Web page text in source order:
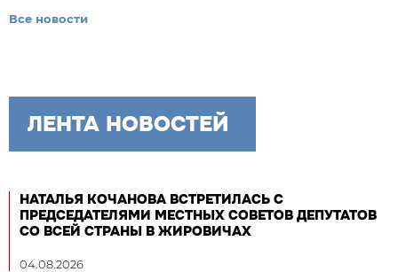
Все новости
ЛЕНТА НОВОСТЕЙ
НАТАЛЬЯ КОЧАНОВА ВСТРЕТИЛАСЬ С
ПРЕДСЕДАТЕЛЯМИ МЕСТНЫХ СОВЕТОВ ДЕПУТАТОВ
СО ВСЕЙ СТРАНЫ В ЖИРОВИЧАХ
04.08.2026